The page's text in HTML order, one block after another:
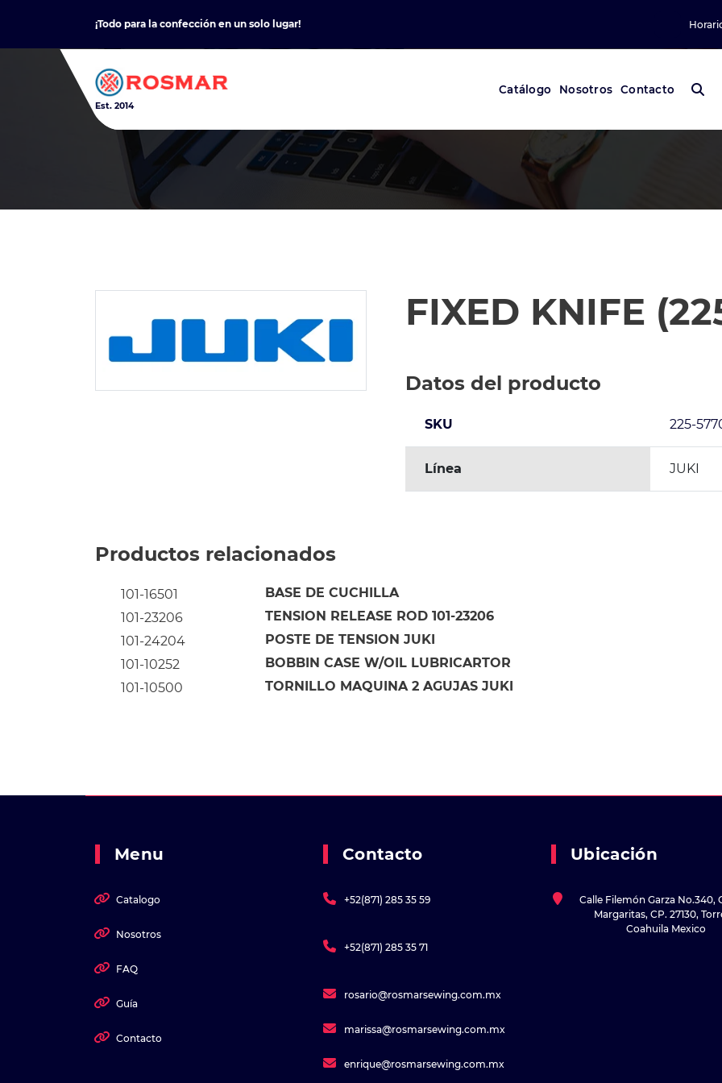
content
¡Todo para la confección en un solo lugar!
Est. 2014
Catálogo Nosotros Contacto
FIXED KNIFE
Datos del producto
SKU 225-
Línea JUKI
Productos relacionados
101-16501 BASE DE CUCHILLA
101-23206
TENSION RELEASE ROD 101-23206
101-24204
POSTE DE TENSION JUKI
101-10252
BOBBIN CASE W/OIL LUBRICARTOR
101-10500
TORNILLO MAQUINA 2 AGUJAS JUKI
Menu
Catalogo
Nosotros
FAQ
Guía
Contacto
Contacto
+52(871) 285 35 59
+52(871) 285 35 71
rosario@rosmarsewing.com.mx
marissa@rosmarsewing.com.mx
enrique@rosmarsewing.com.mx
Ubicación
Calle Filemón Garza No.340,
Margaritas, CP. 27130,
Coahuila Mexico